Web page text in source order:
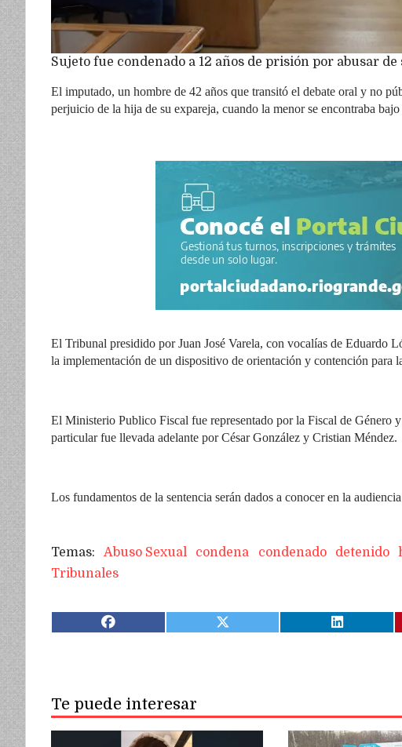
Sujeto fue condenado a 12 años de prisión por abusar
El imputado, un hombre de 42 años que transitó el debate oral y no
perjuicio de la hija de su expareja, cuando la menor se encontraba
El Tribunal presidido por Juan José Varela, con vocalías de Eduardo
la implementación de un dispositivo de orientación y contención para
El Ministerio Publico Fiscal fue representado por la Fiscal de
particular fue llevada adelante por César González y Cristian Méndez.
Los fundamentos de la sentencia serán dados a conocer en la
Abuso Sexual condena condenado detenido
Tribunales
Te puede interesar